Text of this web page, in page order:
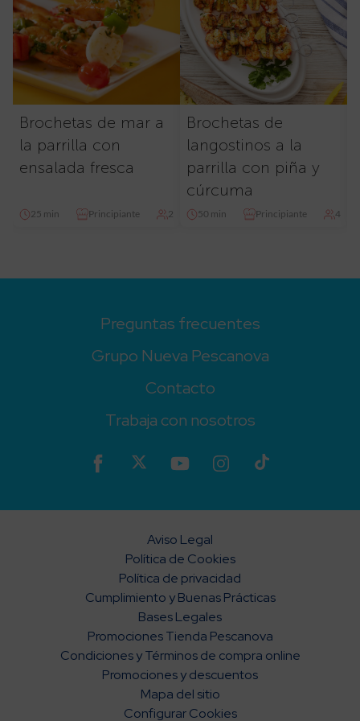
Brochetas de mar a
la parrilla con
ensalada fresca
25 min Principiante 2
Brochetas de
langostinos a la
parrilla con piña y
cúrcuma
50 min Principiante 4
Preguntas frecuentes
Grupo Nueva Pescanova
Contacto
Trabaja con nosotros
Aviso Legal
Política de Cookies
Política de privacidad
Cumplimiento y Buenas Prácticas
Bases Legales
Promociones Tienda Pescanova
Condiciones y Términos de compra online
Promociones y descuentos
Mapa del sitio
Configurar Cookies